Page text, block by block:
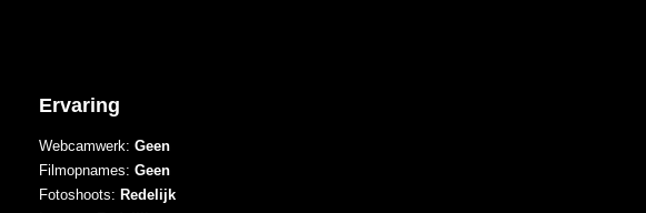
Ervaring
Webcamwerk: Geen
Filmopnames: Geen
Fotoshoots: Redelijk